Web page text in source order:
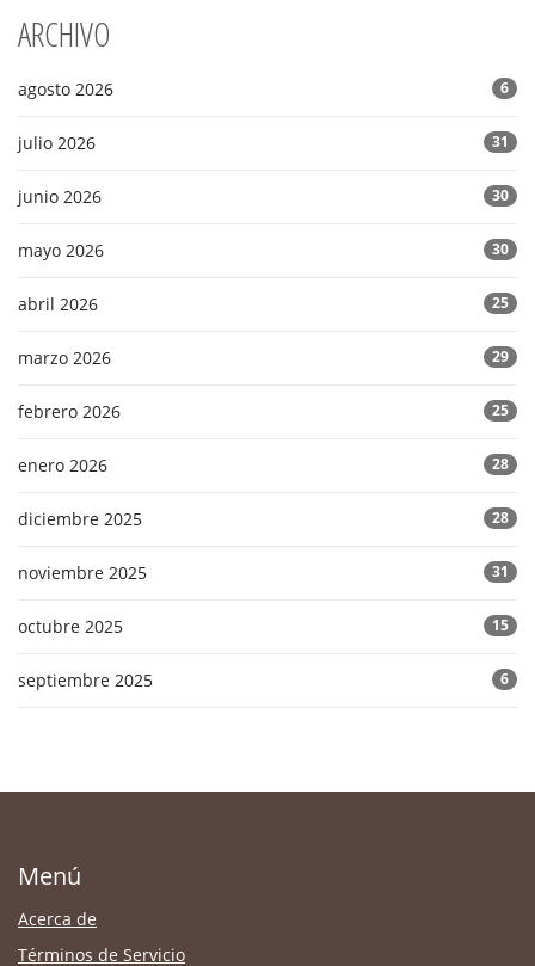
ARCHIVO
agosto 2026 6
julio 2026 31
junio 2026 30
mayo 2026 30
abril 2026 25
marzo 2026 29
febrero 2026 25
enero 2026 28
diciembre 2025 28
noviembre 2025 31
octubre 2025 15
septiembre 2025 6
Menú
Acerca de
Términos de Servicio